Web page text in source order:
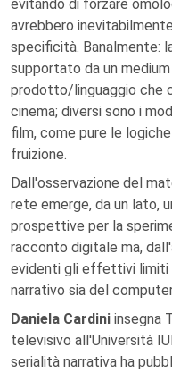
evitando di forzare
avrebbero
specificità. Banalmente:
supportato da un
prodotto/linguaggio che
cinema; diversi sono i
film, come pure le
fruizione.
Dall'osservazione del
rete emerge, da un lato,
prospettive per la
racconto digitale ma,
evidenti gli effettivi limiti
narrativo sia del
Daniela Cardini insegna
televisivo all'Università
serialità narrativa ha